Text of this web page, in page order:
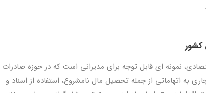
کشور
نمونه ‌ای قابل توجه برای مدیرانی است که در حوزه صادرات
به اتهاماتی از جمله تحصیل مال نامشروع، استفاده از اسناد و